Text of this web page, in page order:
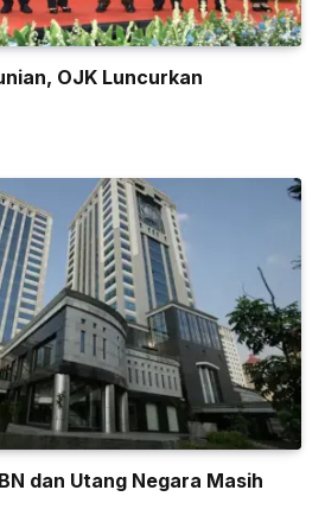
OJK Luncurkan
dan Utang Negara Masih